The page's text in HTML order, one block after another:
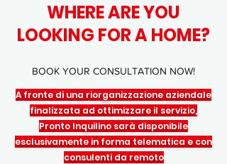
WHERE ARE YOU
LOOKING FOR A HOME?
BOOK YOUR CONSULTATION NOW!
A fronte di una riorganizzazione aziendale
finalizzata ad ottimizzare il servizio,
Pronto Inquilino sarà disponibile
esclusivamente in forma telematica e con
consulenti da remoto